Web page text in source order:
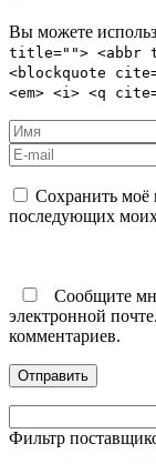
Вы можете
title=""> <abbr
<blockquote
<em> <i> <q
Сохранить моё
последующих
Сообщите
электронной
комментариев.
Фильтр